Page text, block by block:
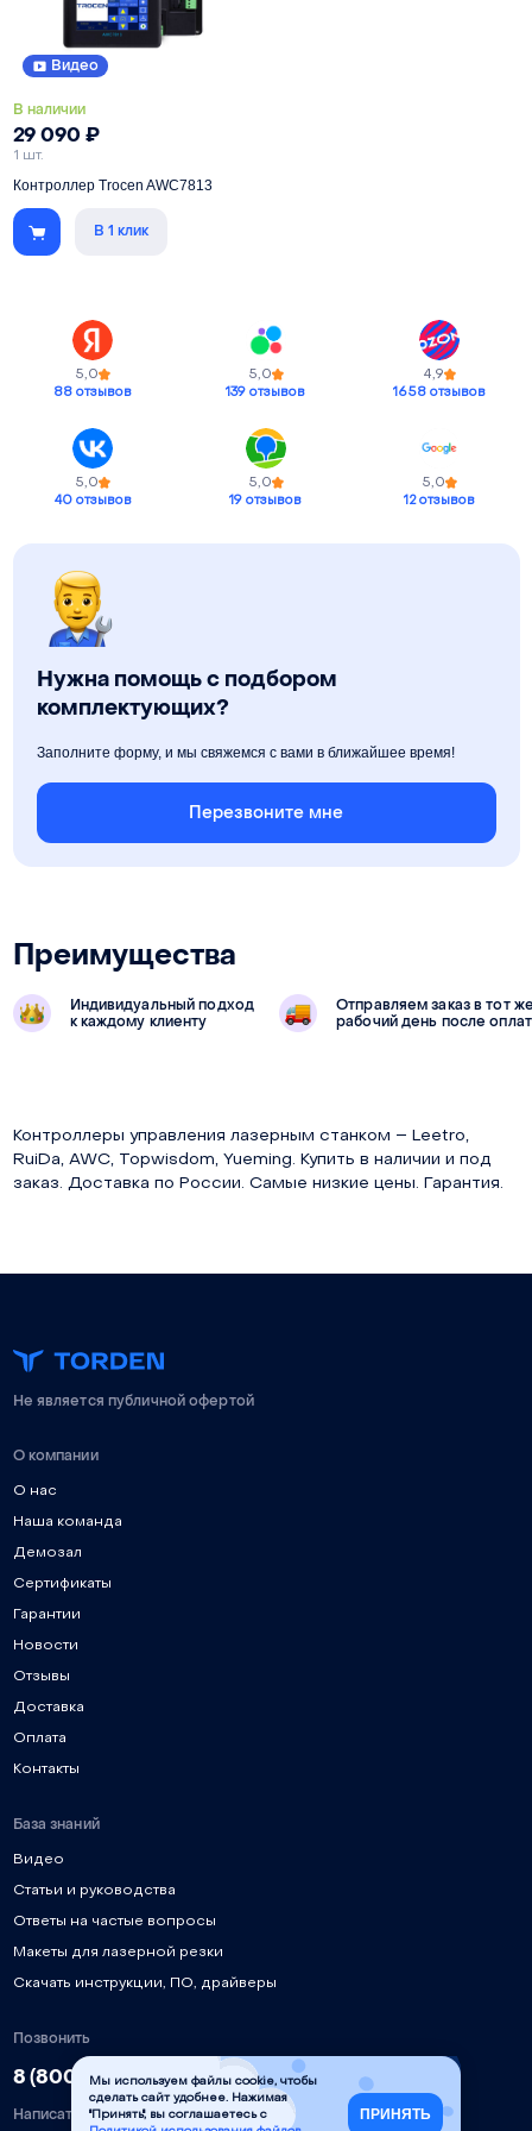
Видео
В наличии
29 090 ₽
1 шт.
Контроллер Trocen AWC7813
Многозадачная система
управления лазерным станком с
Количество осей управления
Объем памяти
128 Мб
Дисплей
5"" TFT (сенсорный)
В 1 клик
5,0
88 отзывов
5,0
139 отзывов
4,9
1658 отзывов
5,0
40 отзывов
5,0
19 отзывов
5,0
12 отзывов
Нужна помощь с подбором
комплектующих?
Заполните форму, и мы свяжемся с вами в ближайшее время!
Перезвоните мне
Преимущества
Индивидуальный подход
к каждому клиенту
Отправляем заказ в тот
рабочий день после
Контроллеры управления лазерным станком – Leetro,
RuiDa, AWC, Topwisdom, Yueming. Купить в наличии и под
заказ. Доставка по России. Самые низкие цены. Гарантия.
Не является публичной офертой
О компании
О нас
Наша команда
Демозал
Сертификаты
Гарантии
Новости
Отзывы
Доставка
Оплата
Контакты
База знаний
Видео
Статьи и руководства
Ответы на частые вопросы
Макеты для лазерной резки
Скачать инструкции, ПО, драйверы
Позвонить
8 (800) 777-90-58
Написать
Мы используем файлы cookie, чтобы
сделать сайт удобнее. Нажимая
"Принять", вы соглашаетесь с
ПРИНЯТЬ